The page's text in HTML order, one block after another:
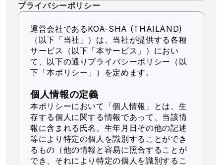
プライバシーポリシー
運営会社であるKOA-SHA (THAILAND)
（以下「当社」） は、当社が提供する各種
サービス（以下「本サービス」）におい
て、以下の通りプライバシーポリシー（以
下「本ポリシー」）を定めます。
個人情報の定義
本ポリシーにおいて「個人情報」とは、生
存する個人に関する情報であって、当該情
報に含まれる氏名、生年月日その他の記述
等により特定の個人を識別することができ
るもの（他の情報と容易に照合することが
でき、それにより特定の個人を識別するこ